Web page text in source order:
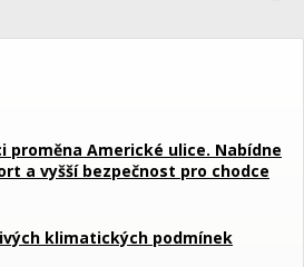
proměna Americké ulice. Nabídne
a vyšší bezpečnost pro chodce
klimatických podmínek